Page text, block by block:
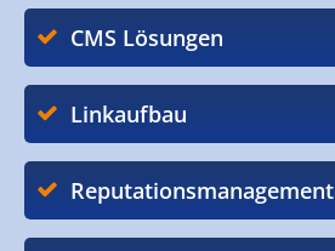
CMS Lösungen
Linkaufbau
Reputationsmanagement